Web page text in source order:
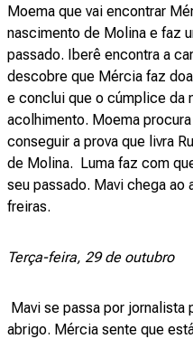
Moema que vai encontrar
nascimento de Molina e faz
passado. Iberê encontra a
descobre que Mércia faz
e conclui que o cúmplice da
acolhimento. Moema
conseguir a prova que livra
de Molina. Luma faz com
seu passado. Mavi chega ao
freiras.
Terça-feira, 29 de outubro
Mavi se passa por jornalista
abrigo. Mércia sente que